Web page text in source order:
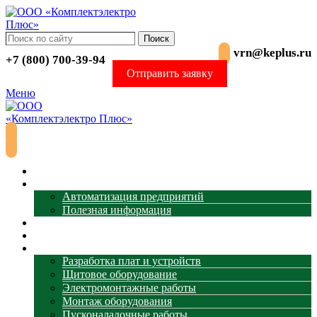
Поиск
vrn@keplus.ru
+7 (800) 700-39-94
Отправить заявку
Меню
Автоматизация предприятий
Полезная информация
Разработка плат и устройств
Щитовое оборудование
Электромонтажные работы
Монтаж оборудования
Пусконаладочные работы